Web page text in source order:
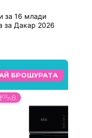
за 16 млади
за Дакар 2026
БРОШУРАТА
03лв.